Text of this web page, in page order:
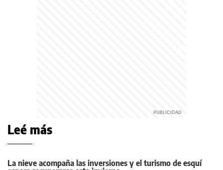
Leé más
La nieve acompaña las inversiones y el turismo de esquí